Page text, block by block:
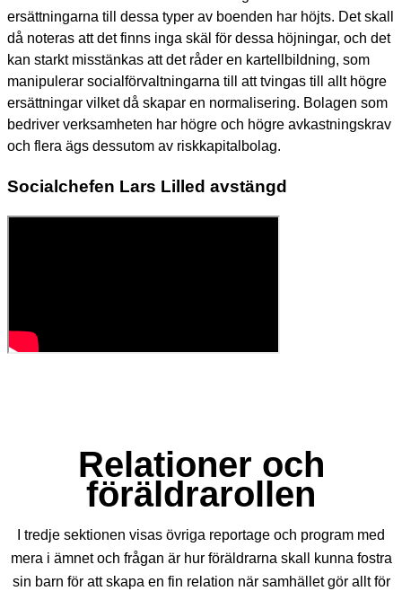
ersättningarna till dessa typer av boenden har höjts. Det skall
då noteras att det finns inga skäl för dessa höjningar, och det
kan starkt misstänkas att det råder en kartellbildning, som
manipulerar socialförvaltningarna till att tvingas till allt högre
ersättningar vilket då skapar en normalisering. Bolagen som
bedriver verksamheten har högre och högre avkastningskrav
och flera ägs dessutom av riskkapitalbolag.
Socialchefen Lars Lilled avstängd
Relationer och
föräldrarollen
I tredje sektionen visas övriga reportage och program med
mera i ämnet och frågan är hur föräldrarna skall kunna fostra
sin barn för att skapa en fin relation när samhället gör allt för